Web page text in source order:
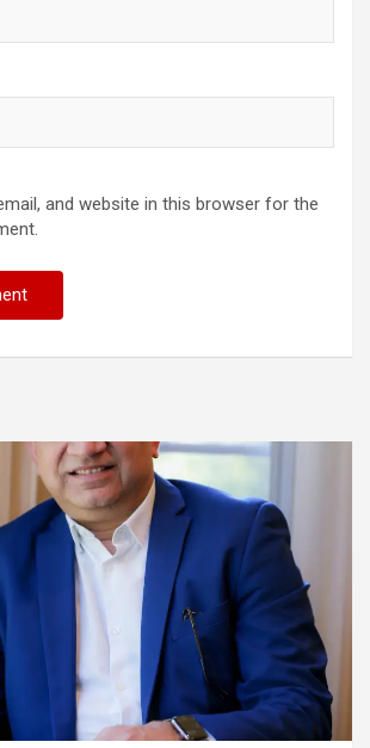
and website in this browser for the